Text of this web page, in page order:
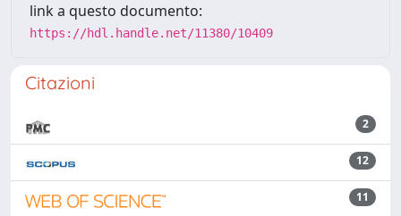
link a questo documento:
https://hdl.handle.net/11380/10409
Citazioni
2
12
11